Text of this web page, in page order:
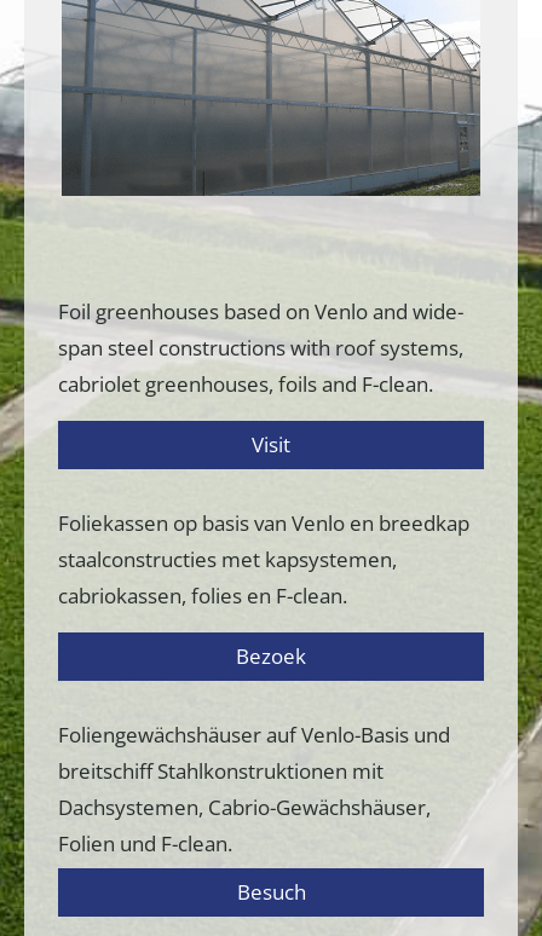
Foil greenhouses based on Venlo and wide-
span steel constructions with roof systems,
cabriolet greenhouses, foils and F-clean.
Visit
Foliekassen op basis van Venlo en breedkap
staalconstructies met kapsystemen,
cabriokassen, folies en F-clean.
Bezoek
Foliengewächshäuser auf Venlo-Basis und
breitschiff Stahlkonstruktionen mit
Dachsystemen, Cabrio-Gewächshäuser,
Folien und F-clean.
Besuch